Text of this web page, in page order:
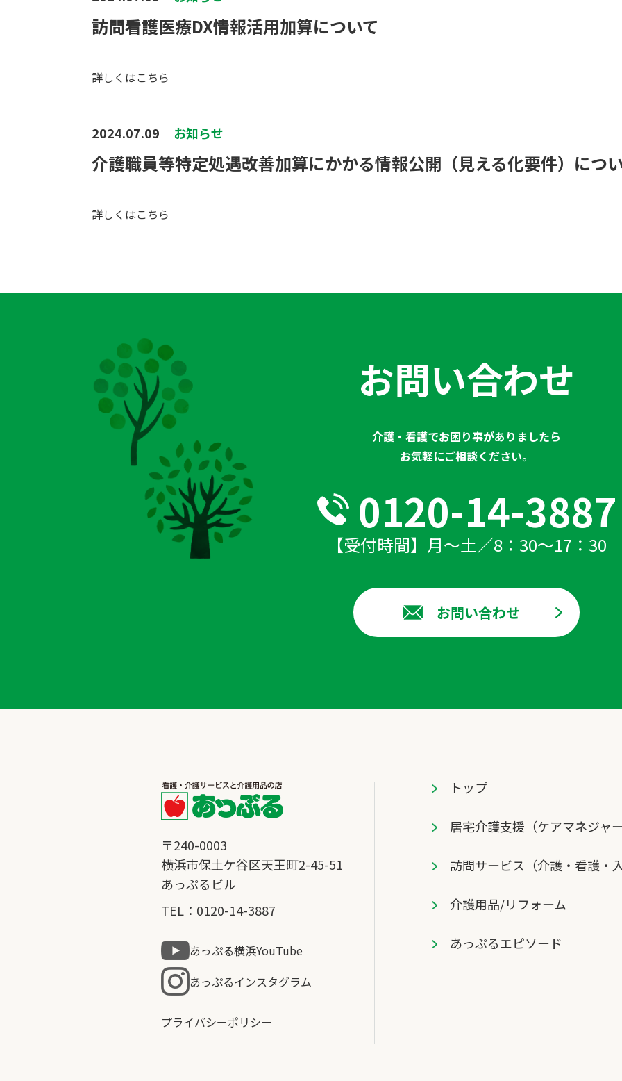
訪問看護医療DX情報活用加算について
詳しくはこちら
2024.07.09 お知らせ
介護職員等特定処遇改善加算にかかる情報公開（見える化要件）につ
詳しくはこちら
お問い合わせ
介護・看護でお困り事がありましたら
お気軽にご相談ください。
0120-14-3887
【受付時間】月～土／8：30～17：30
お問い合わせ
〒240-0003
横浜市保土ケ谷区天王町2-45-51
あっぷるビル
TEL：0120-14-3887
あっぷる横浜YouTube
あっぷるインスタグラム
プライバシーポリシー
トップ
居宅介護⽀援（ケアマネジャ
訪問サービス（介護・看護・
介護用品/リフォーム
あっぷるエピソード